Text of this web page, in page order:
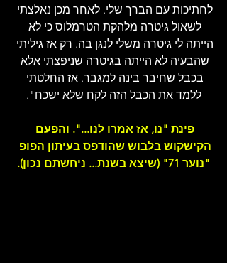
לחתיכות עם הברך שלי. לאחר מכן נאלצתי
לשאול גיטרה מלהקת הטרמלוס כי לא
הייתה לי גיטרה משלי לנגן בה. רק אז גיליתי
שהבעיה לא הייתה בגיטרה שניפצתי אלא
בכבל שחיבר בינה למגבר. אז החלטתי
ללמד את הכבל הזה לקח שלא ישכח".
פינת "נו, אז אמרו לנו...". והפעם
הקישקוש בלבוש שהודפס בעיתון הפופ
"נוער 71" (שיצא בשנת... ניחשתם נכון).